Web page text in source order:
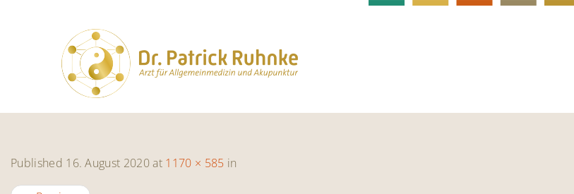
Published 16. August 2020at 1170 × 585 in